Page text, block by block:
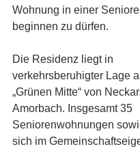
Wohnung in einer
beginnen zu dürfen.
Die Residenz liegt in
verkehrsberuhigter Lage
„Grünen Mitte“ von
Amorbach. Insgesamt 35
Seniorenwohnungen
sich im